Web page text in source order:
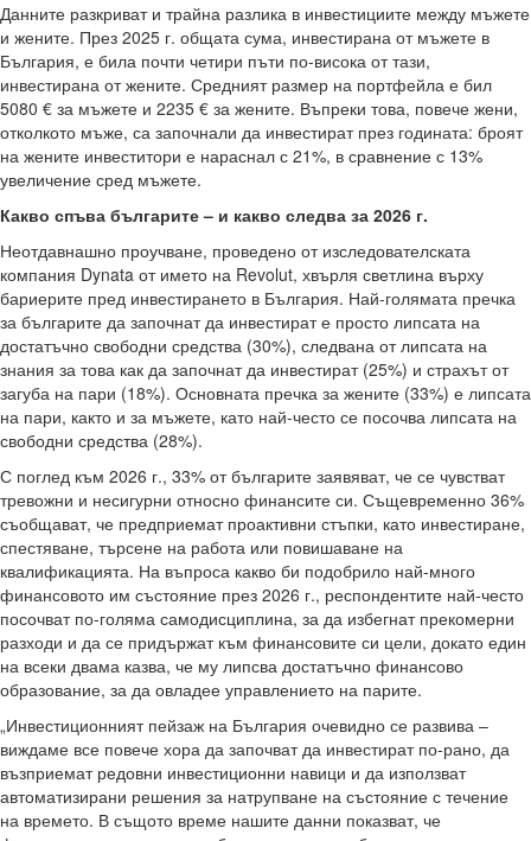
Данните разкриват и трайна разлика в инвестициите между мъжете
и жените. През 2025 г. общата сума, инвестирана от мъжете в
България, е била почти четири пъти по-висока от тази,
инвестирана от жените. Средният размер на портфейла е бил
5080 € за мъжете и 2235 € за жените. Въпреки това, повече жени,
отколкото мъже, са започнали да инвестират през годината: броят
на жените инвеститори е нараснал с 21%, в сравнение с 13%
увеличение сред мъжете.
Какво спъва българите – и какво следва за 2026 г.
Неотдавнашно проучване, проведено от изследователската
компания Dynata от името на Revolut, хвърля светлина върху
бариерите пред инвестирането в България. Най-голямата пречка
за българите да започнат да инвестират е просто липсата на
достатъчно свободни средства (30%), следвана от липсата на
знания за това как да започнат да инвестират (25%) и страхът от
загуба на пари (18%). Основната пречка за жените (33%) е липсата
на пари, както и за мъжете, като най-често се посочва липсата на
свободни средства (28%).
С поглед към 2026 г., 33% от българите заявяват, че се чувстват
тревожни и несигурни относно финансите си. Същевременно 36%
съобщават, че предприемат проактивни стъпки, като инвестиране,
спестяване, търсене на работа или повишаване на
квалификацията. На въпроса какво би подобрило най-много
финансовото им състояние през 2026 г., респондентите най-често
посочват по-голяма самодисциплина, за да избегнат прекомерни
разходи и да се придържат към финансовите си цели, докато един
на всеки двама казва, че му липсва достатъчно финансово
образование, за да овладее управлението на парите.
„Инвестиционният пейзаж на България очевидно се развива –
виждаме все повече хора да започват да инвестират по-рано, да
възприемат редовни инвестиционни навици и да използват
автоматизирани решения за натрупване на състояние с течение
на времето. В същото време нашите данни показват, че